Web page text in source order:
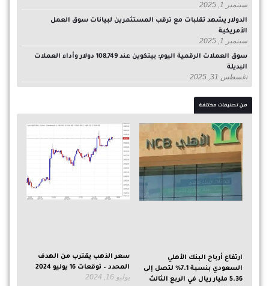
سبتمبر 1, 2025
الدولار يشهد تقلبات مع ترقب المستثمرين لبيانات سوق العمل
الأمريكية
سبتمبر 1, 2025
سوق العملات الرقمية اليوم: بيتكوين عند 108,749 دولار وأداء العملات
البديلة
أغسطس 31, 2025
من تصنيفات مختلفة
ارتفاع أرباح البنك الأهلي
السعودي بنسبة 7.1% لتصل إلى
5.36 مليار ريال في الربع الثالث
سعر الذهب يقترب من الهدف
المحدد – توقعات 16 يوليو 2024
يوليو 16, 2024